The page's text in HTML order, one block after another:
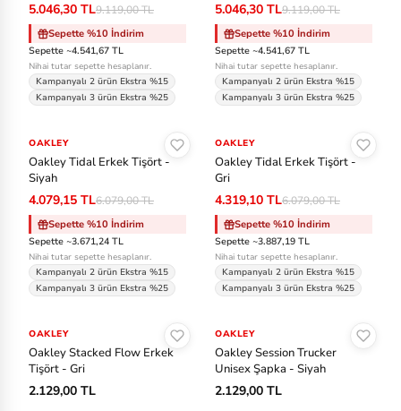
Ea
st
pa
k
Fa
bc
e
Ja
ck
ol
fs
ki
n
5.046,30 TL9.119,00 TL
Sepette %10 İndirim
Sepette ~4.541,67 TL
Nihai tutar sepette hesaplanır.
Kampanyalı 2 ürün Ekstra %15
Kampanyalı 3 ürün Ekstra %25
5.046,30 TL9.119,00 TL
Sepette %10 İndirim
Sepette ~4.541,67 TL
Nihai tutar sepette hesaplanır.
Kampanyalı 2 ürün Ekstra %15
Kampanyalı 3 ürün Ekstra %25
-%33
OAKLEY
Oakley Tidal Erkek Tişört -
Siyah
4.079,15 TL6.079,00 TL
Sepette %10 İndirim
Sepette ~3.671,24 TL
Nihai tutar sepette hesaplanır.
Kampanyalı 2 ürün Ekstra %15
Kampanyalı 3 ürün Ekstra %25
-%29
OAKLEY
Oakley Tidal Erkek Tişört -
Gri
4.319,10 TL6.079,00 TL
Sepette %10 İndirim
Sepette ~3.887,19 TL
Nihai tutar sepette hesaplanır.
Kampanyalı 2 ürün Ekstra %15
Kampanyalı 3 ürün Ekstra %25
OAKLEY
Oakley Stacked Flow Erkek
Tişört - Gri
2.129,00 TL
OAKLEY
Oakley Session Trucker
Unisex Şapka - Siyah
2.129,00 TL